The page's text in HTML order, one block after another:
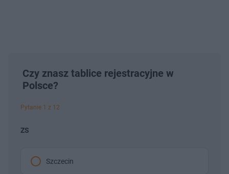
Czy znasz tablice rejestracyjne w
Polsce?
Pytanie 1 z 12
ZS
Szczecin